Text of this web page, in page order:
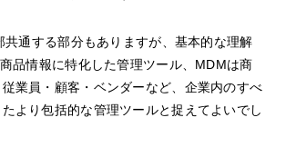
共通する部分もありますが、基本的な理解
品情報に特化した管理ツール、MDMは商
業員・顧客・ベンダーなど、企業内のすべ
より包括的な管理ツールと捉えてよいでし